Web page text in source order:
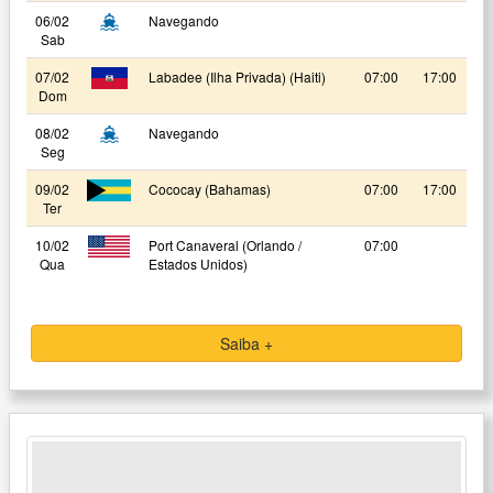
06/02
Sab
Navegando
07/02
Dom
Labadee (Ilha Privada) (Haiti) 07:00 17:00
08/02
Seg
Navegando
09/02
Ter
Cococay (Bahamas) 07:00 17:00
10/02
Qua
Port Canaveral (Orlando /
Estados Unidos)
07:00
Saiba +